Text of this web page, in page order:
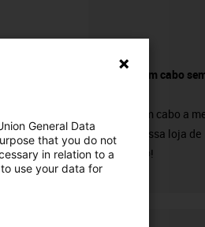
Comprar um cabo
Procura um cabo a
Visite a nossa loja de
chainflex®!
General Data
that you do not
in relation to a
use your data for